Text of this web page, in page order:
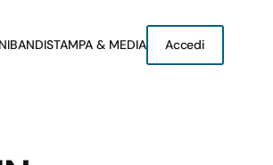
BANDISTAMPA & MEDIA Accedi